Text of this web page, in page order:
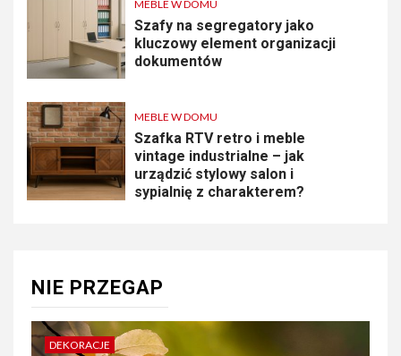
MEBLE W DOMU
Szafy na segregatory jako
kluczowy element organizacji
dokumentów
MEBLE W DOMU
Szafka RTV retro i meble
vintage industrialne – jak
urządzić stylowy salon i
sypialnię z charakterem?
NIE PRZEGAP
DEKORACJE